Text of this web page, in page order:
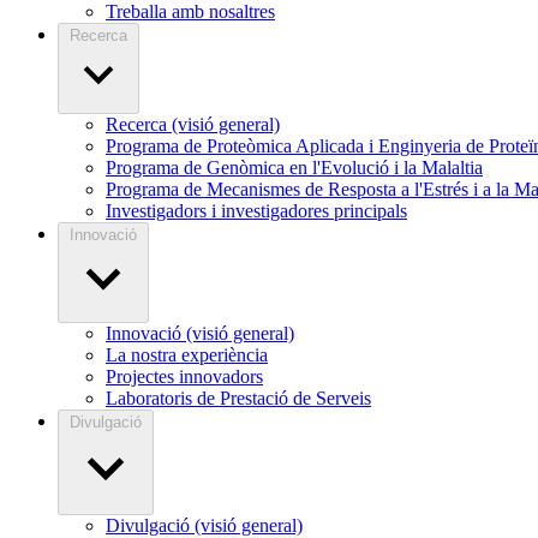
Treballa amb nosaltres
Recerca
Recerca (visió general)
Programa de Proteòmica Aplicada i Enginyeria de
Programa de Genòmica en l'Evolució i la Malaltia
Programa de Mecanismes de Resposta a l'Estrés i a la
Investigadors i investigadores principals
Innovació
Innovació (visió general)
La nostra experiència
Projectes innovadors
Laboratoris de Prestació de Serveis
Divulgació
Divulgació (visió general)